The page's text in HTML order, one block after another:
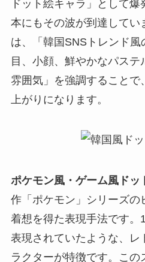
ドット絵キャラ」として
本にもその波が到達してい
は、「韓国SNSトレンド
目、小顔、鮮やかなパステ
雰囲気」を強調することで
上がりになります。
ポケモン風・ゲーム風ドッ
作「ポケモン」シリーズの
着想を得た表現手法です。
表現されていたような、レ
ラクターが特徴です。この